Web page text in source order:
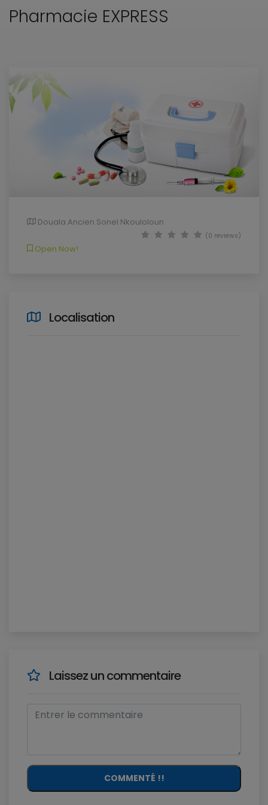
Pharmacie EXPRESS
Douala Ancien Sonel Nkouloloun
(0 reviews)
Open Now!
Localisation
Laissez un commentaire
COMMENTÉ !!